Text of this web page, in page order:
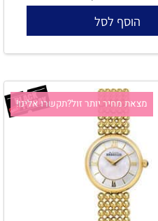
₪1,999
1,790
הוסף לסל
מצאת מחיר יותר זול?תקשרו אלינו!